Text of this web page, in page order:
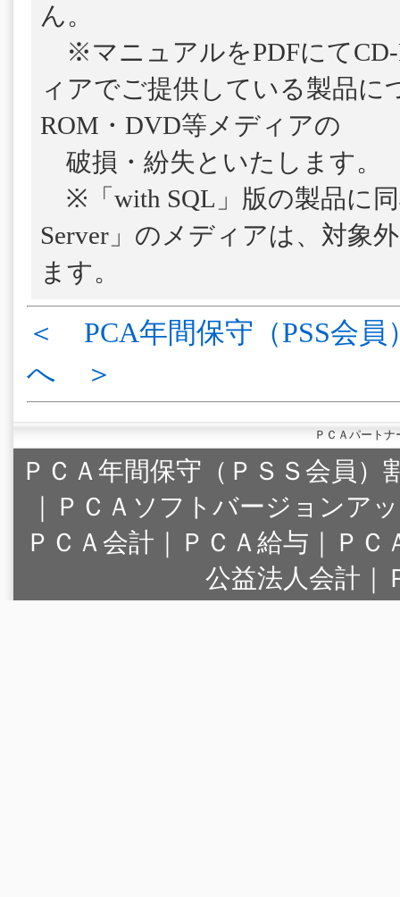
ん。
※マニュアルをPDFにてCD-
ィアでご提供している製品に
ROM・DVD等メディアの
破損・紛失といたします。
※「with SQL」版の製品に
Server」のメディアは、対象
ます。
＜ PCA年間保守（PSS会員
へ ＞
ＰＣＡパート
ＰＣＡ年間保守（ＰＳＳ会員）
｜
ＰＣＡソフトバージョンア
ＰＣＡ会計｜ＰＣＡ給与｜Ｐ
公益法人会計｜